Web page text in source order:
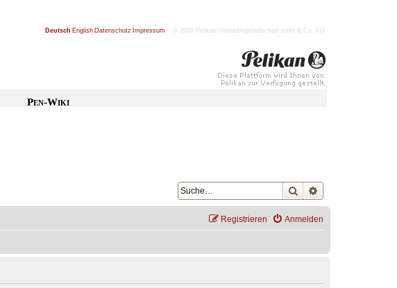
Deutsch English Datenschutz Impressum | © 2009 Pelikan Vertriebsgesellschaft mbH & Co. KG
Pen-Wiki
Suche
Anmelden
Registrieren